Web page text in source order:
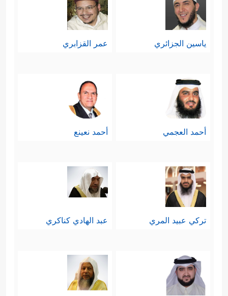
ياسين الجزائري عمر القزابري
أحمد العجمي أحمد نعينع
تركي عبيد المري عبد الهادي كناكري